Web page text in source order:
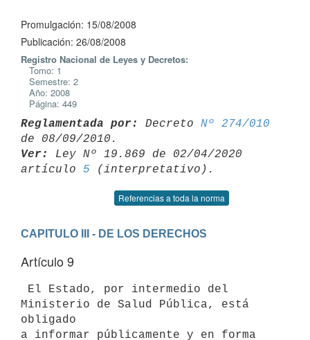
Promulgación: 15/08/2008
Publicación: 26/08/2008
Registro Nacional de Leyes y Decretos:
Tomo: 1
Semestre: 2
Año: 2008
Página: 449
Reglamentada por: Decreto Nº 274/010
Ver:
Ley Nº 19.869 de 02/04/2020
artículo 5
Referencias a toda la norma
CAPITULO III - DE LOS DERECHOS
Artículo 9
Ministerio de Salud Pública, está
obligado
a informar públicamente y en forma